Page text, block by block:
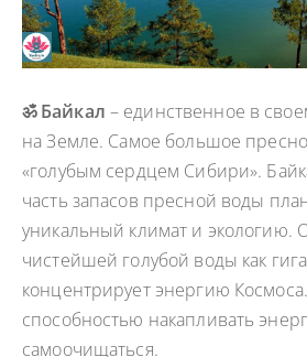
ॐ Байкал – единственное в
на Земле. Самое большое
«голубым сердцем Сибири».
часть запасов пресной воды
уникальный климат и экологию.
чистейшей голубой воды как
концентрирует энергию
способностью накапливать
самоочищаться.